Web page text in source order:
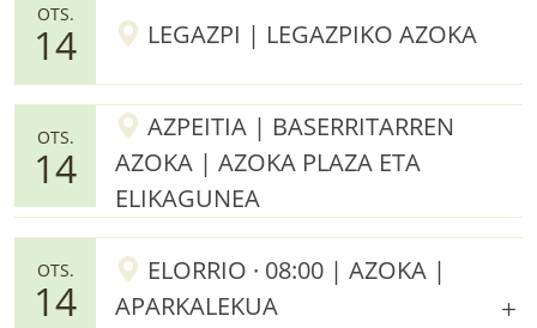
OTS.
14 LEGAZPI | LEGAZPIKO AZOKA
OTS.
14
AZPEITIA | BASERRITARREN
AZOKA | AZOKA PLAZA ETA
ELIKAGUNEA
OTS.
14
ELORRIO · 08:00 | AZOKA |
APARKALEKUA